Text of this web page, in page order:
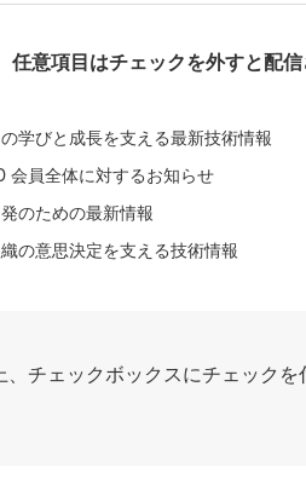
意項目はチェックを外すと配
学びと成長を支える最新技術情報
会員全体に対するお知らせ
のための最新情報
の意思決定を支える技術情報
チェックボックスにチェック